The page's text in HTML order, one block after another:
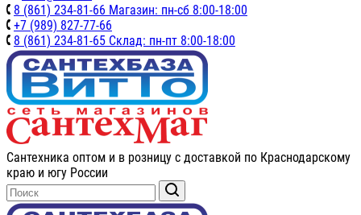
8 (861) 234-81-66 Магазин: пн-сб 8:00-18:00
+7 (989) 827-77-66
8 (861) 234-81-65 Склад: пн-пт 8:00-18:00
Сантехника оптом и в розницу с доставкой по Краснодарскому
краю и югу России